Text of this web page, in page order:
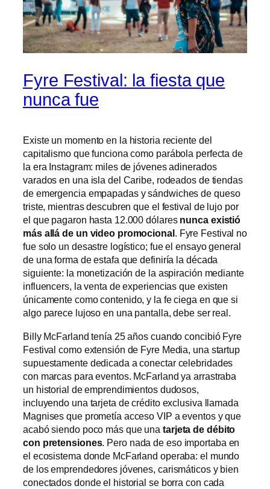
Fyre Festival: la fiesta que
nunca fue
Existe un momento en la historia reciente del
capitalismo que funciona como parábola perfecta de
la era Instagram: miles de jóvenes adinerados
varados en una isla del Caribe, rodeados de tiendas
de emergencia empapadas y sándwiches de queso
triste, mientras descubren que el festival de lujo por
el que pagaron hasta 12.000 dólares nunca existió
más allá de un video promocional. Fyre Festival no
fue solo un desastre logístico; fue el ensayo general
de una forma de estafa que definiría la década
siguiente: la monetización de la aspiración mediante
influencers, la venta de experiencias que existen
únicamente como contenido, y la fe ciega en que si
algo parece lujoso en una pantalla, debe ser real.
Billy McFarland tenía 25 años cuando concibió Fyre
Festival como extensión de Fyre Media, una startup
supuestamente dedicada a conectar celebridades
con marcas para eventos. McFarland ya arrastraba
un historial de emprendimientos dudosos,
incluyendo una tarjeta de crédito exclusiva llamada
Magnises que prometía acceso VIP a eventos y que
acabó siendo poco más que una tarjeta de débito
con pretensiones. Pero nada de eso importaba en
el ecosistema donde McFarland operaba: el mundo
de los emprendedores jóvenes, carismáticos y bien
conectados donde el historial se borra con cada